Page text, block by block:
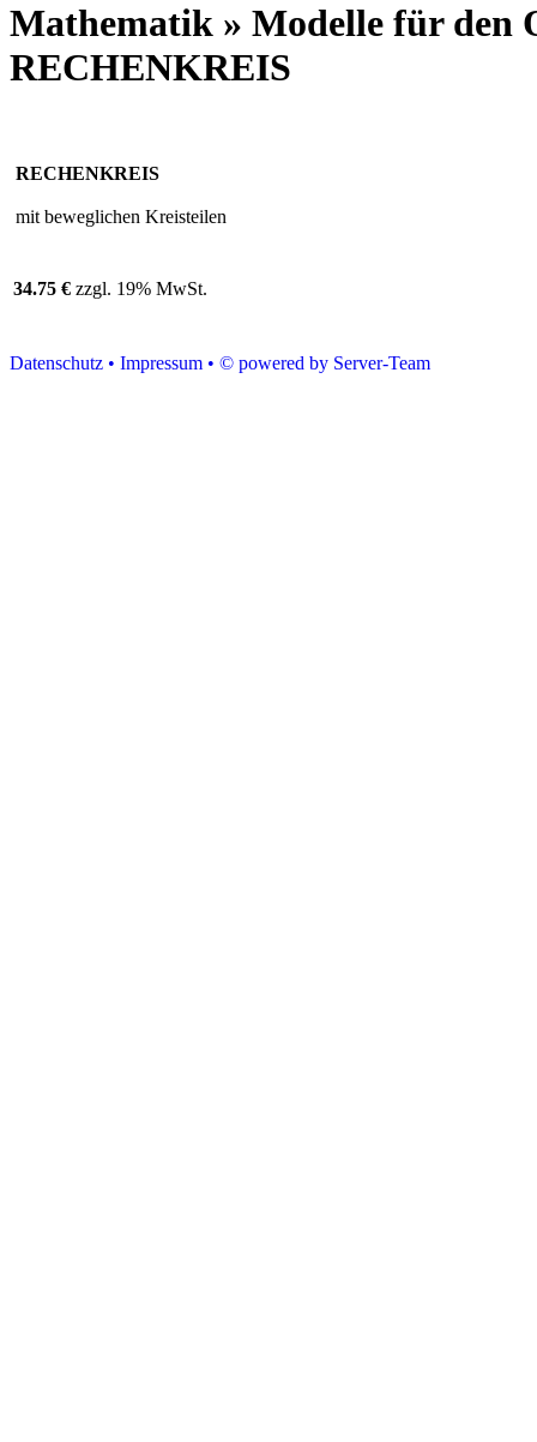
Mathematik » Modelle für den
RECHENKREIS
RECHENKREIS
mit beweglichen Kreisteilen
34.75 € zzgl. 19% MwSt.
Datenschutz • Impressum • © powered by Server-Team